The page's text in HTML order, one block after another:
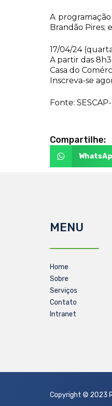
A
Brandão Pires;
17/04/24
A partir das
Casa do
Inscreva-se
Fonte:
Compartilhe:
MENU
Home
Sobre
Serviços
Contato
Intranet
Copyright © 2023